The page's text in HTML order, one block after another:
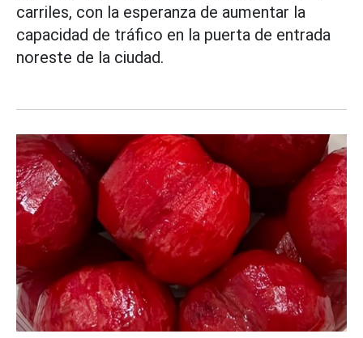
carriles, con la esperanza de aumentar la
capacidad de tráfico en la puerta de entrada
noreste de la ciudad.